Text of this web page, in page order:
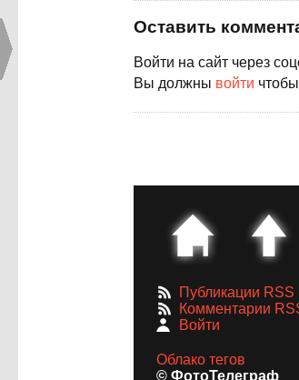
Оставить
Войти на сайт через
Вы должны войти
Публикации RSS
Комментарии
Войти
Облако тегов
© ФотоТелеграф